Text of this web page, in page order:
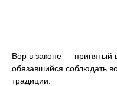
Вор в законе — принятый
обязавшийся соблюдать
традиции.